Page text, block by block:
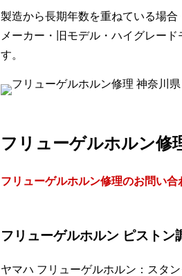
製造から長期年数を重ねている場
メーカー・旧モデル・ハイグレー
す。
フリューゲルホルン修
フリューゲルホルン修理のお問い合
フリューゲルホルン ピストン
ヤマハ フリューゲルホルン：スタ